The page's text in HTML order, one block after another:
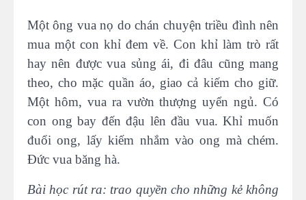
Một ông vua nọ do chán chuyện triều đình nên
mua một con khỉ đem về. Con khỉ làm trò rất
hay nên được vua sủng ái, đi đâu cũng mang
theo, cho mặc quần áo, giao cả kiếm cho giữ.
Một hôm, vua ra vườn thượng uyển ngủ. Có
con ong bay đến đậu lên đầu vua. Khỉ muốn
đuổi ong, lấy kiếm nhắm vào ong mà chém.
Đức vua băng hà.
Bài học rút ra: trao quyền cho những kẻ không